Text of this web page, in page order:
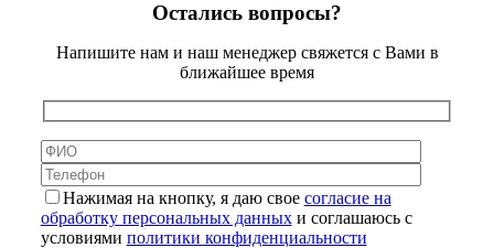
Остались вопросы?
Напишите нам и наш менеджер свяжется с Вами в
ближайшее время
Нажимая на кнопку, я даю свое согласие на
обработку персональных данныхи соглашаюсь с
условиями политики конфиденциальности